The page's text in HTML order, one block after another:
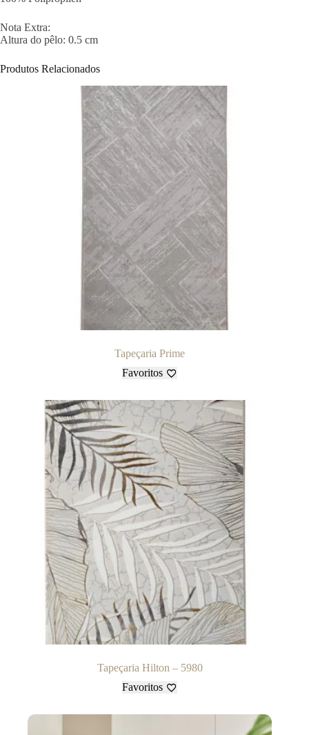
Nota Extra:
Altura do pêlo: 0.5 cm
Produtos Relacionados
Tapeçaria Prime
Favoritos
Tapeçaria Hilton – 5980
Favoritos